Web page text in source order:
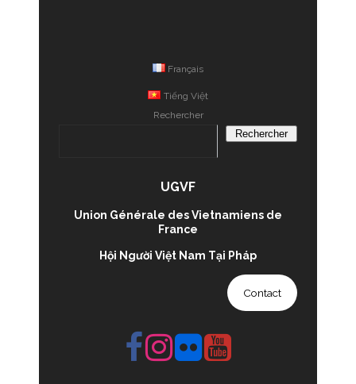
Français
Tiếng Việt
Rechercher
Rechercher
UGVF
Union Générale des Vietnamiens de
France
Hội Người Việt Nam Tại Pháp
Contact